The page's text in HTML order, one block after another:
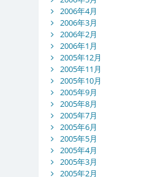
2006年4月
2006年3月
2006年2月
2006年1月
2005年12月
2005年11月
2005年10月
2005年9月
2005年8月
2005年7月
2005年6月
2005年5月
2005年4月
2005年3月
2005年2月